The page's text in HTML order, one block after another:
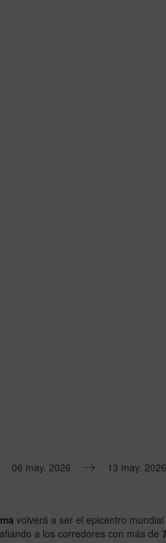
arrow
key
arrow
key
volverá a ser el epicentro
a los corredores con más de